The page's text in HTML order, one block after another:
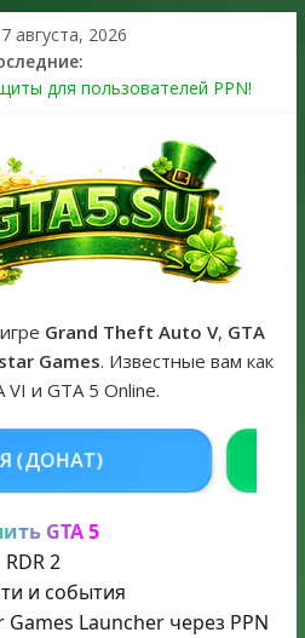
августа, 2026
для пользователей PPN!
в GTA Online уже 14 июля
Social Club ошибка #1.500.7:
и войти без проблем в 2026
в GTA Online по программе
игры и Предзаказ Grand Theft
Grand Theft Auto V, GTA
Games. Известные вам как
VI и GTA 5 Online.
GTA 5
RDR 2
и события
Launcher через PPN